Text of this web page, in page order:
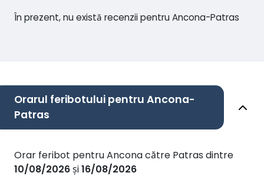
În prezent, nu există recenzii pentru Ancona-Patras
Orarul feribotului pentru Ancona-
Patras
Orar feribot pentru Ancona către Patras dintre
10/08/2026și16/08/2026